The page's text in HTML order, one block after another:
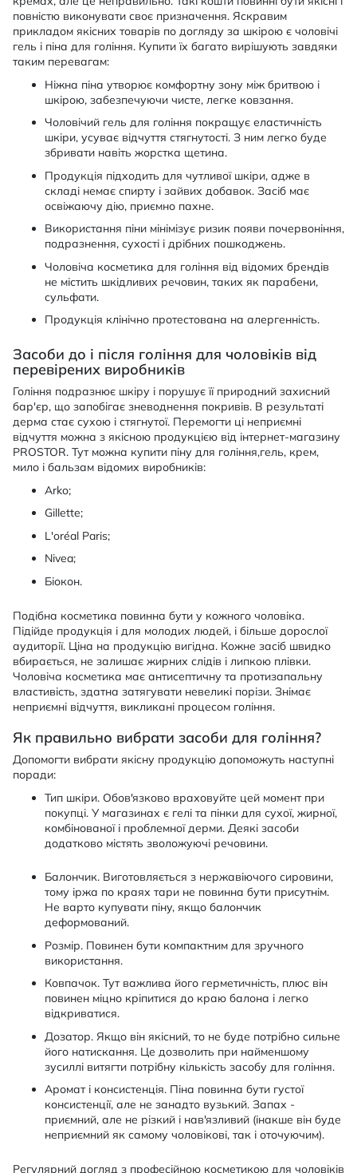
повністю виконувати своє призначення. Яскравим
прикладом якісних товарів по догляду за шкірою є чоловічі
гель і піна для гоління. Купити їх багато вирішують завдяки
таким перевагам:
Ніжна піна утворює комфортну зону між бритвою і
шкірою, забезпечуючи чисте, легке ковзання.
Чоловічий гель для гоління покращує еластичність
шкіри, усуває відчуття стягнутості. З ним легко буде
збривати навіть жорстка щетина.
Продукція підходить для чутливої шкіри, адже в
складі немає спирту і зайвих добавок. Засіб має
освіжаючу дію, приємно пахне.
Використання піни мінімізує ризик появи почервоніння,
подразнення, сухості і дрібних пошкоджень.
Чоловіча косметика для гоління від відомих брендів
не містить шкідливих речовин, таких як парабени,
сульфати.
Продукція клінічно протестована на алергенність.
Засоби до і після гоління для чоловіків від
перевірених виробників
Гоління подразнює шкіру і порушує її природний захисний
бар'єр, що запобігає зневоднення покривів. В результаті
дерма стає сухою і стягнутої. Перемогти ці неприємні
відчуття можна з якісною продукцією від інтернет-магазину
PROSTOR. Тут можна купити піну для гоління,гель, крем,
мило і бальзам відомих виробників:
Arko;
Gillette;
L'oréal Paris;
Nivea;
Біокон.
Подібна косметика повинна бути у кожного чоловіка.
Підійде продукція і для молодих людей, і більше дорослої
аудиторії. Ціна на продукцію вигідна. Кожне засіб швидко
вбирається, не залишає жирних слідів і липкою плівки.
Чоловіча косметика має антисептичну та протизапальну
властивість, здатна затягувати невеликі порізи. Знімає
неприємні відчуття, викликані процесом гоління.
Як правильно вибрати засоби для гоління?
Допомогти вибрати якісну продукцію допоможуть наступні
поради:
Тип шкіри. Обов'язково враховуйте цей момент при
покупці. У магазинах є гелі та пінки для сухої, жирної,
комбінованої і проблемної дерми. Деякі засоби
додатково містять зволожуючі речовини.
Балончик. Виготовляється з нержавіючого сировини,
тому іржа по краях тари не повинна бути присутнім.
Не варто купувати піну, якщо балончик
деформований.
Розмір. Повинен бути компактним для зручного
використання.
Ковпачок. Тут важлива його герметичність, плюс він
повинен міцно кріпитися до краю балона і легко
відкриватися.
Дозатор. Якщо він якісний, то не буде потрібно сильне
його натискання. Це дозволить при найменшому
зусиллі витягти потрібну кількість засобу для гоління.
Аромат і консистенція. Піна повинна бути густої
консистенції, але не занадто вузький. Запах -
приємний, але не різкий і нав'язливий (інакше він буде
неприємний як самому чоловікові, так і оточуючим).
Регулярний догляд з професійною косметикою для чоловіків